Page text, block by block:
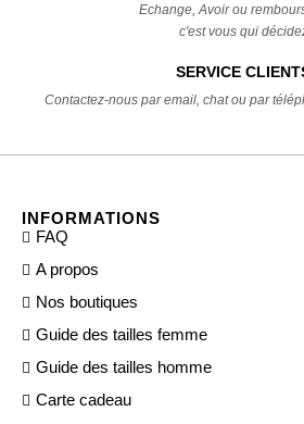
Echange, Avoir ou
c'est vous qui
SERVICE
Contactez-nous par email, chat ou par
INFORMATIONS
FAQ
A propos
Nos boutiques
Guide des tailles femme
Guide des tailles homme
Carte cadeau